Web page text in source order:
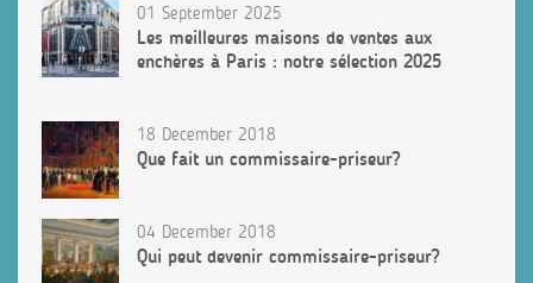
01 September 2025
Les meilleures maisons de ventes aux
enchères à Paris : notre sélection 2025
18 December 2018
Que fait un commissaire-priseur?
04 December 2018
Qui peut devenir commissaire-priseur?